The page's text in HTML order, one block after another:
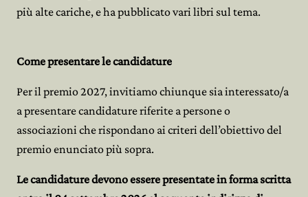
più alte cariche, e ha pubblicato vari libri sul tema.
Come presentare le candidature
Per il premio 2027, invitiamo chiunque sia interessato/a
a presentare candidature riferite a persone o
associazioni che rispondano ai criteri dell’obiettivo del
premio enunciato più sopra.
Le candidature devono essere presentate in forma scritta